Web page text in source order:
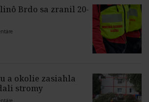
Brdo sa zranil 20-
a okolie zasiahla
stromy